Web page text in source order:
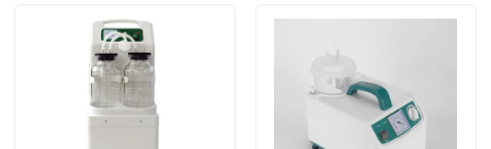
Συμπυκνωτής εγχώριου οξυγόνου
Ιατρικός συμπυκνωτής οξυγόνου